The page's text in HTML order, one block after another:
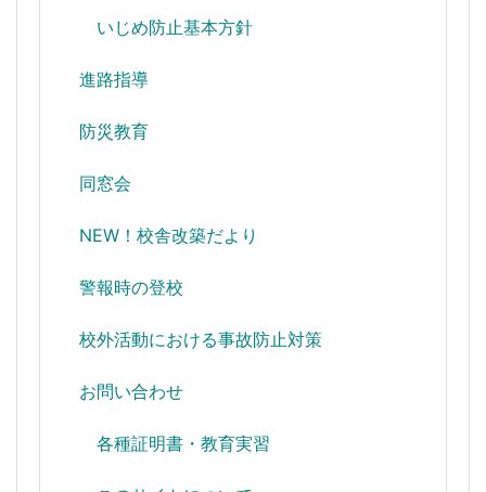
いじめ防止基本方針
進路指導
防災教育
同窓会
NEW！校舎改築だより
警報時の登校
校外活動における事故防止対策
お問い合わせ
各種証明書・教育実習